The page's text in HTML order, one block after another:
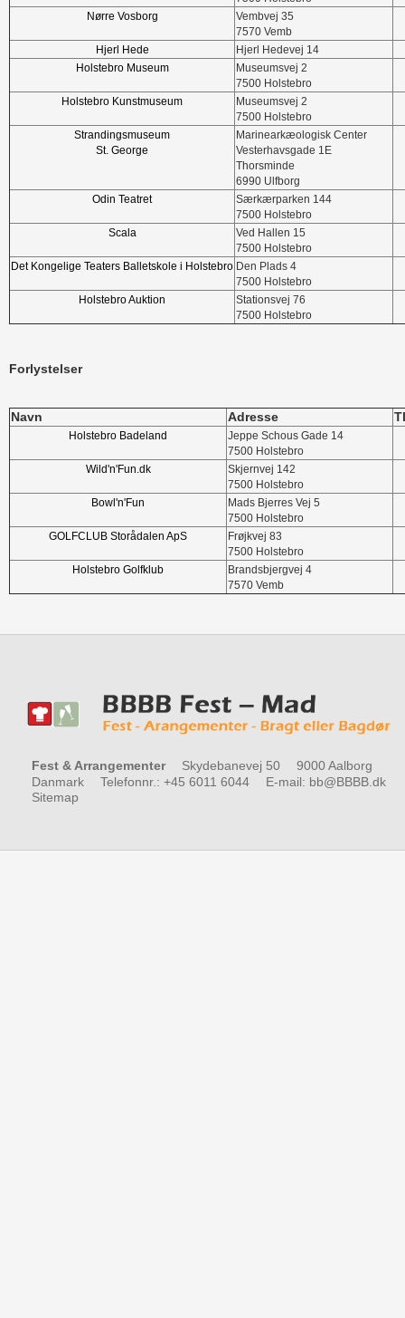
Nørre Vosborg
Vembvej 35
7570 Vemb
Hjerl Hede
Hjerl Hedevej 14
Holstebro Museum
Museumsvej 2
7500 Holstebro
Holstebro Kunstmuseum
Museumsvej 2
7500 Holstebro
Strandingsmuseum
St. George
Marinearkæologisk Center
Vesterhavsgade 1E
Thorsminde
6990 Ulfborg
Odin Teatret
Særkærparken 144
7500 Holstebro
Scala
Ved Hallen 15
7500 Holstebro
Det Kongelige Teaters Balletskole i Holstebro Den Plads 4
7500 Holstebro
Holstebro Auktion
Stationsvej 76
7500 Holstebro
Forlystelser
Navn Adresse
Holstebro Badeland
Jeppe Schous Gade 14
7500 Holstebro
Wild'n'Fun.dk
Skjernvej 142
7500 Holstebro
Bowl'n'Fun
Mads Bjerres Vej 5
7500 Holstebro
GOLFCLUB Storådalen ApS
Frøjkvej 83
7500 Holstebro
Holstebro Golfklub
Brandsbjergvej 4
7570 Vemb
Fest & Arrangementer Skydebanevej 50
9000 Aalborg
Danmark
Telefonnr. : +45 6011 6044 E-mail: bb@BBBB.dk
Sitemap